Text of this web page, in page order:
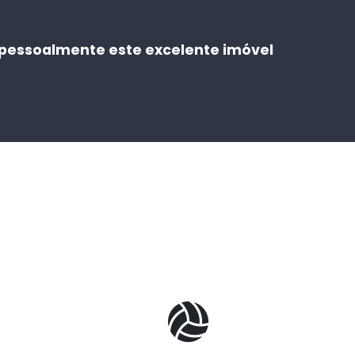
este excelente imóvel